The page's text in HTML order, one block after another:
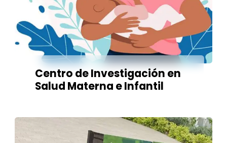
Centro de Investigación en
Salud Materna e Infantil